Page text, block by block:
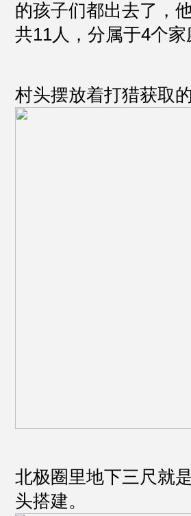
的孩子们都出去了，
共11人，分属于4个家
村头摆放着打猎获取
北极圈里地下三尺就
头搭建。